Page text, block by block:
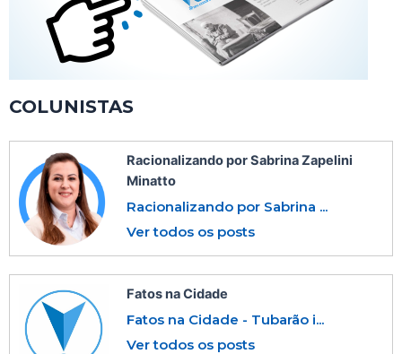
COLUNISTAS
Racionalizando por Sabrina Zapelini
Minatto
Racionalizando por Sabrina ...
Ver todos os posts
Fatos na Cidade
Fatos na Cidade - Tubarão i...
Ver todos os posts